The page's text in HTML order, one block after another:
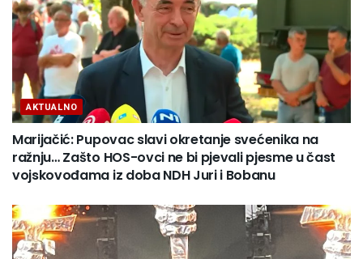
AKTUALNO
Marijačić: Pupovac slavi okretanje svećenika na
ražnju… Zašto HOS-ovci ne bi pjevali pjesme u čast
vojskovođama iz doba NDH Juri i Bobanu